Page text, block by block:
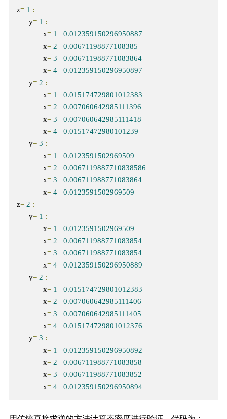
z= 1 :
      y
= 1 :
             x
= 1
0.012359150296950887
             x
= 2
0.00671198877108385
             x
= 3
0.006711988771083864
             x
= 4
0.012359150296950897
      y
= 2 :
             x
= 1
0.015174729801012383
             x
= 2
0.007060642985111396
             x
= 3
0.007060642985111418
             x
= 4
0.01517472980101239
      y
= 3 :
             x
= 1
0.0123591502969509
             x
= 2
0.0067119887710838586
             x
= 3
0.006711988771083864
             x
= 4
0.0123591502969509
z= 2 :
      y
= 1 :
             x
= 1
0.0123591502969509
             x
= 2
0.006711988771083854
             x
= 3
0.006711988771083854
             x
= 4
0.012359150296950889
      y
= 2 :
             x
= 1
0.015174729801012383
             x
= 2
0.007060642985111406
             x
= 3
0.007060642985111405
             x
= 4
0.015174729801012376
      y
= 3 :
             x
= 1
0.012359150296950892
             x
= 2
0.006711988771083858
             x
= 3
0.006711988771083852
             x
= 4 0.012359150296950894